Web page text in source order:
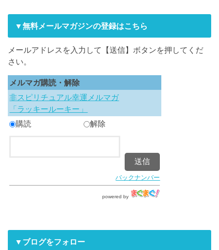
▼無料メールマガジンの登録はこちら
メールアドレスを入力して【送信】ボタンを押してくだ
さい。
メルマガ購読・解除
非スピリチュアル幸運メルマガ
「ラッキールーキー」
購読
解除
バックナンバー
powered by
▼ブログをフォロー